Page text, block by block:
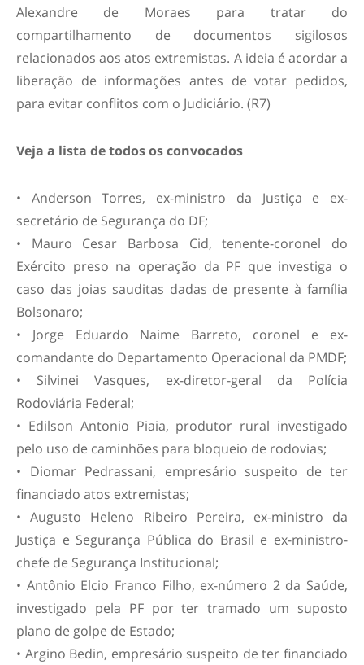
Alexandre de Moraes para tratar do
compartilhamento de documentos sigilosos
relacionados aos atos extremistas. A ideia é acordar a
liberação de informações antes de votar pedidos,
para evitar conflitos com o Judiciário. (R7)
Veja a lista de todos os convocados
• Anderson Torres, ex-ministro da Justiça e ex-
secretário de Segurança do DF;
• Mauro Cesar Barbosa Cid, tenente-coronel do
Exército preso na operação da PF que investiga o
caso das joias sauditas dadas de presente à família
Bolsonaro;
• Jorge Eduardo Naime Barreto, coronel e ex-
comandante do Departamento Operacional da PMDF;
• Silvinei Vasques, ex-diretor-geral da Polícia
Rodoviária Federal;
• Edilson Antonio Piaia, produtor rural investigado
pelo uso de caminhões para bloqueio de rodovias;
• Diomar Pedrassani, empresário suspeito de ter
financiado atos extremistas;
• Augusto Heleno Ribeiro Pereira, ex-ministro da
Justiça e Segurança Pública do Brasil e ex-ministro-
chefe de Segurança Institucional;
• Antônio Elcio Franco Filho, ex-número 2 da Saúde,
investigado pela PF por ter tramado um suposto
plano de golpe de Estado;
• Argino Bedin, empresário suspeito de ter financiado